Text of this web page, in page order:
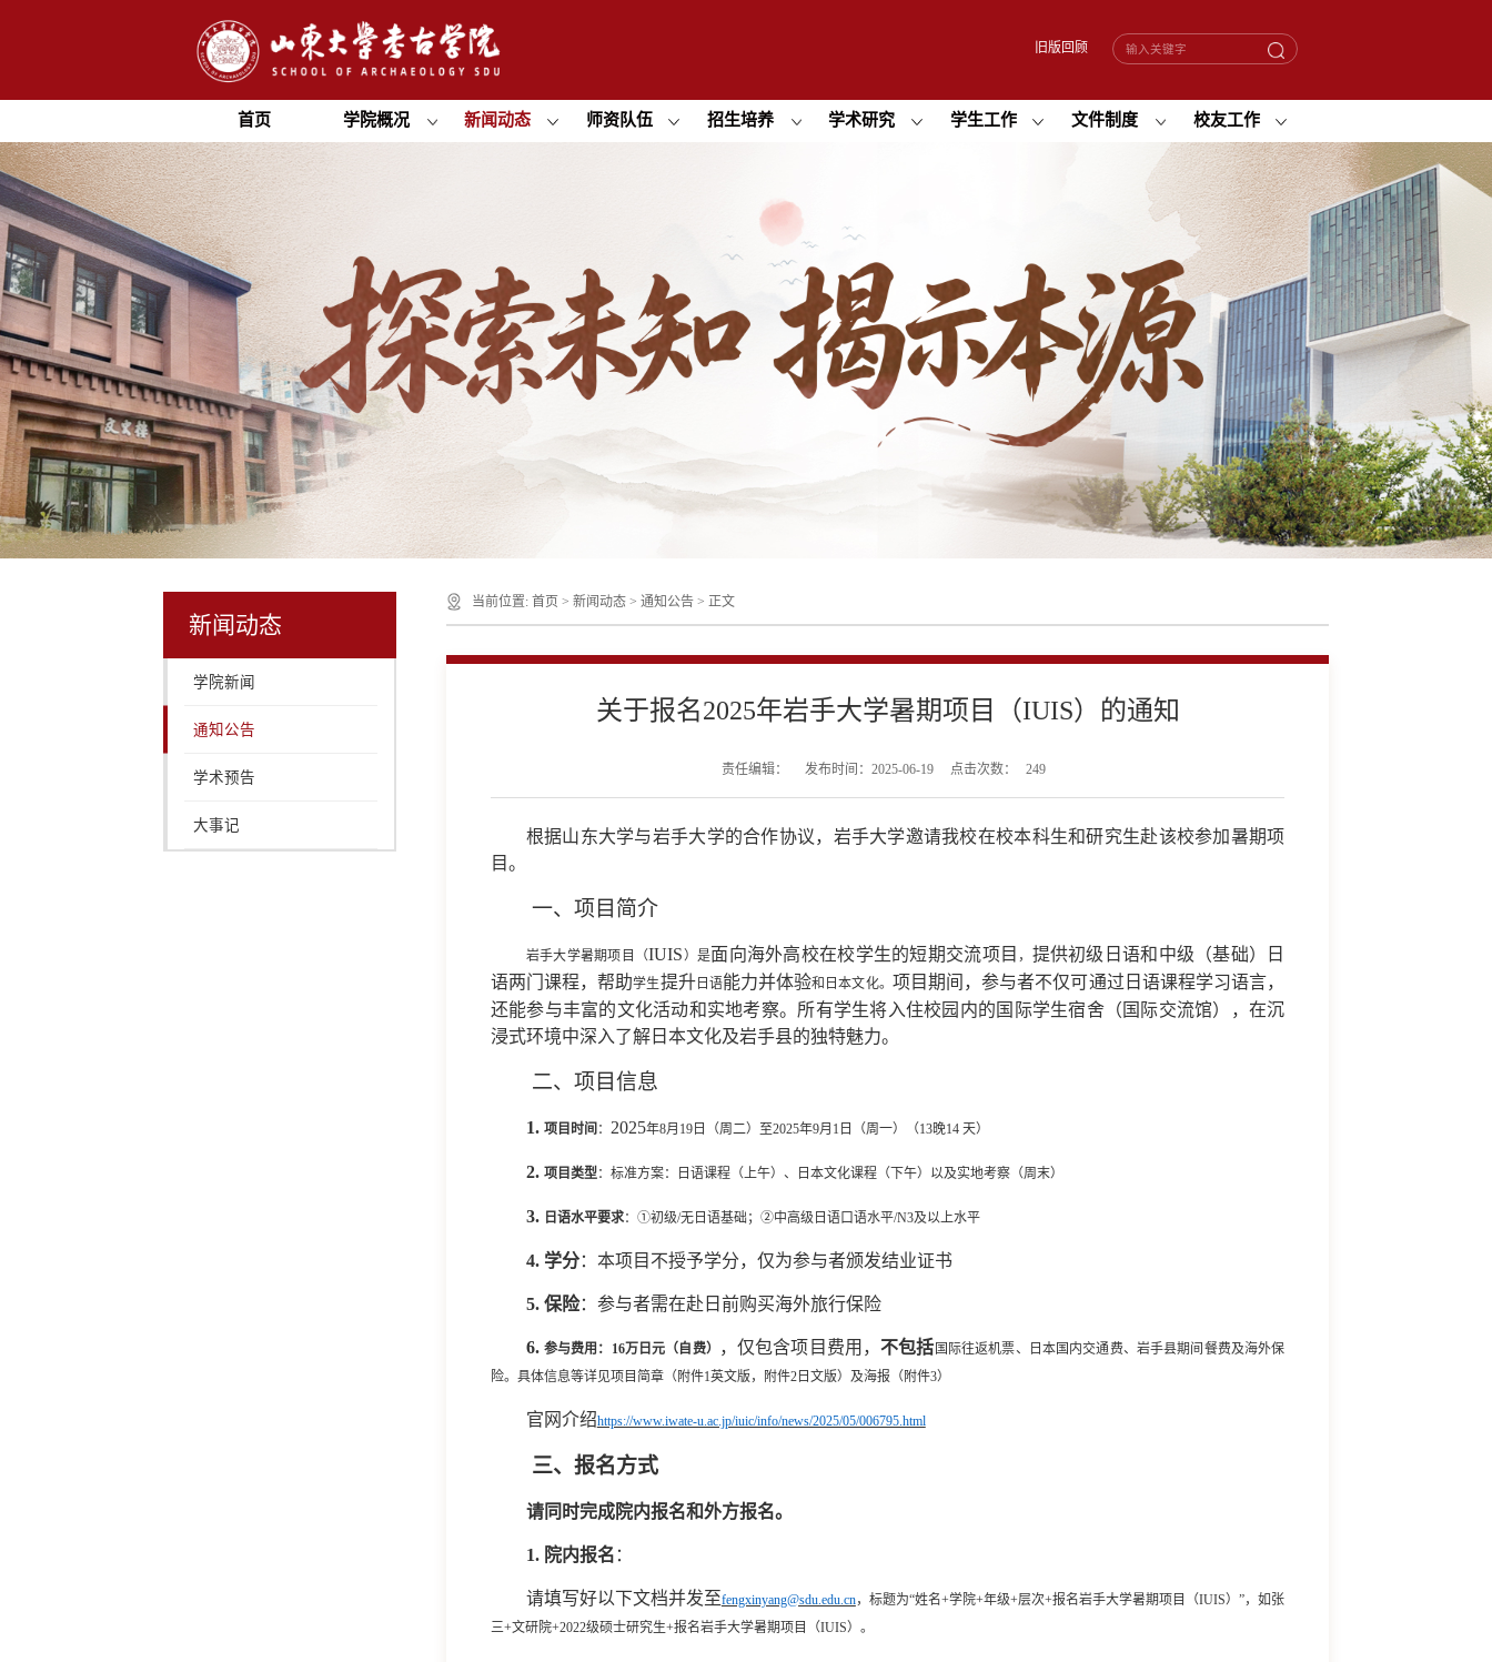
旧版回顾
首页 学院概况 新闻动态 师资队伍 招生培养 学术研究 学生工作 文件制度 校友工作
新闻动态
学院新闻
通知公告
学术预告
大事记
当前位置: 首页> 新闻动态> 通知公告> 正文
关于报名2025年岩手大学暑期项目（IUIS）的通知
责任编辑： 发布时间：2025-06-19 点击次数： 249
根据山东大学与岩手大学的合作协议，岩手大学邀请我校在校本科生和研究生赴该校参加暑期项
目。
一、项目简介
岩手大学暑期项目（IUIS ）是面向海外高校在校学生的短期交流项目 ， 提供初级日语和中级（基础）日
语两门课程，帮助学生提升日语能力并体验和日本文化。 项目期间，参与者不仅可通过日语课程学习语言，
还能参与丰富的文化活动和实地考察。所有学生将入住校园内的国际学生宿舍（国际交流馆），在沉
浸式环境中深入了解日本文化及岩手县的独特魅力。
二、项目信息
1. 项目时间 ： 2025年8月 19日（周二）至2025年9月 1 日（周一）（13晚14 天）
2. 项目类型：标准方案：日语课程（上午）、日本文化课程（下午）以及实地考察（周末）
3. 日语水平要求： ①初级/无日语基础； ②中高级日语口语水平/N3及以上水平
4. 学分：本项目不授予学分， 仅为参与者颁发结业证书
5. 保险：参与者需在赴日前购买海外旅行保险
6. 参与费用： 16万日元（自费） ，仅包含项目费用，不包括 国际往返机票、日本国内交通费、岩手县期间餐费及海外保
险。具体信息等详见项目简章（附件1英文版，附件2日文版）及海报（附件3）
官网介绍https://www.iwate-u.ac.jp/iuic/info/news/2025/05/006795.html
三、 报名方式
请同时完成院内报名和外方报名。
1. 院内报名 ：
请填写好以下文档并发至fengxinyang@sdu.edu.cn，标题为“姓名+学院+年级+层次+报名岩手大学暑期项目（IUIS）”，如张
三+文研院+2022级硕士研究生+报名岩手大学暑期项目（IUIS）。